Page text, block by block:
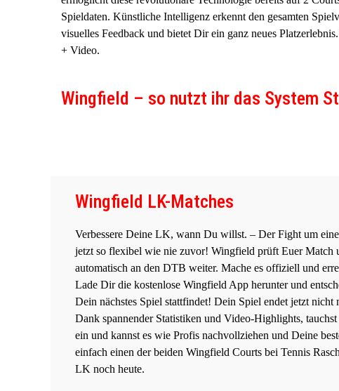
Spieldaten. Künstliche Intelligenz erkennt den gesamten
visuelles Feedback und bietet Dir ein ganz neues
+ Video.
Wingfield – so nutzt ihr das System
Wingfield LK-Matches
Verbessere Deine LK, wann Du willst. – Der Fight um eine
jetzt so flexibel wie nie zuvor! Wingfield prüft Euer Match
automatisch an den DTB weiter. Mache es offiziell und
Lade Dir die kostenlose Wingfield App herunter und
Dein nächstes Spiel stattfindet! Dein Spiel endet jetzt nicht
Dank spannender Statistiken und Video-Highlights,
ein und kannst es wie Profis nachvollziehen und Deine
einfach einen der beiden Wingfield Courts bei Tennis
LK noch heute.